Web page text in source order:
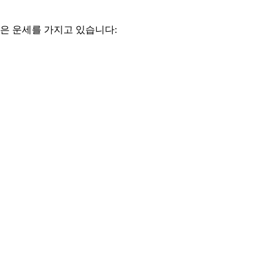
운세를 가지고 있습니다: